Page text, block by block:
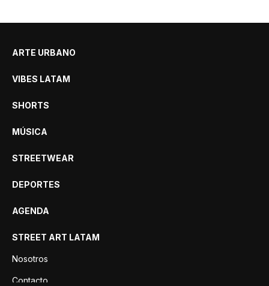
ARTE URBANO
VIBES LATAM
SHORTS
MÚSICA
STREETWEAR
DEPORTES
AGENDA
STREET ART LATAM
Nosotros
Contacto